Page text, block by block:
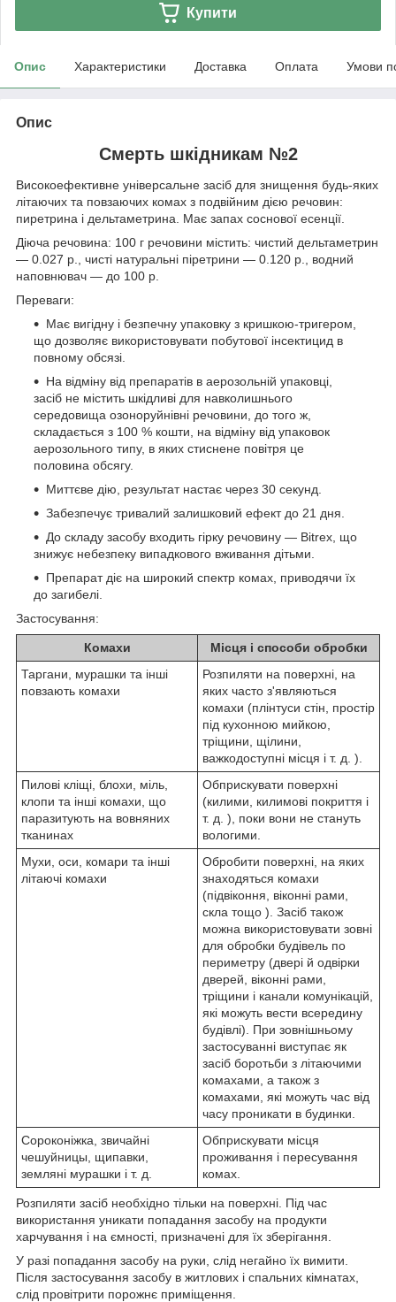
Купити
Опис Характеристики Доставка Оплата Умови
Опис
Смерть шкідникам №2
Високоефективне універсальне засіб для знищення будь-яких
літаючих та повзаючих комах з подвійним дією речовин:
пиретрина і дельтаметрина. Має запах соснової есенції.
Діюча речовина: 100 г речовини містить: чистий дельтаметрин
― 0.027 р., чисті натуральні піретрини ― 0.120 р., водний
наповнювач ― до 100 р.
Переваги:
Має вигідну і безпечну упаковку з кришкою-тригером,
що дозволяє використовувати побутової інсектицид в
повному обсязі.
На відміну від препаратів в аерозольній упаковці,
засіб не містить шкідливі для навколишнього
середовища озоноруйнівні речовини, до того ж,
складається з 100 % кошти, на відміну від упаковок
аерозольного типу, в яких стиснене повітря це
половина обсягу.
Миттєве дію, результат настає через 30 секунд.
Забезпечує тривалий залишковий ефект до 21 дня.
До складу засобу входить гірку речовину ― Bitrex, що
знижує небезпеку випадкового вживання дітьми.
Препарат діє на широкий спектр комах, приводячи їх
до загибелі.
Застосування:
Комахи
Місця і способи обробки
Таргани, мурашки та інші
повзають комахи
Розпиляти на поверхні, на
яких часто з'являються
комахи (плінтуси стін, простір
під кухонною мийкою,
тріщини, щілини,
важкодоступні місця і т. д. ).
Пилові кліщі, блохи, міль,
клопи та інші комахи, що
паразитують на вовняних
тканинах
Обприскувати поверхні
(килими, килимові покриття і
т. д. ), поки вони не стануть
вологими.
Мухи, оси, комари та інші
літаючі комахи
Обробити поверхні, на яких
знаходяться комахи
(підвіконня, віконні рами,
скла тощо ). Засіб також
можна використовувати зовні
для обробки будівель по
периметру (двері й одвірки
дверей, віконні рами,
тріщини і канали комунікацій,
які можуть вести всередину
будівлі). При зовнішньому
застосуванні виступає як
засіб боротьби з літаючими
комахами, а також з
комахами, які можуть час від
часу проникати в будинки.
Сороконіжка, звичайні
чешуйницы, щипавки,
земляні мурашки і т. д.
Обприскувати місця
проживання і пересування
комах.
Розпиляти засіб необхідно тільки на поверхні. Під час
використання уникати попадання засобу на продукти
харчування і на ємності, призначені для їх зберігання.
У разі попадання засобу на руки, слід негайно їх вимити.
Після застосування засобу в житлових і спальних кімнатах,
слід провітрити порожнє приміщення.